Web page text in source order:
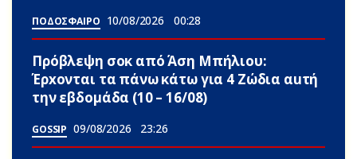
ΠΟΔΟΣΦΑΙΡΟ 10/08/2026 00:28
Πρόβλεψη σoκ από Άση Μπήλιου:
Έρxονται τα πάνω κάτω για 4 Zώδια αuτή
την εβδομάδα (10 – 16/08)
GOSSIP 09/08/2026 23:26